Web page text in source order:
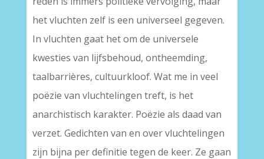
het vluchten zelf is een universeel gegeven.
In vluchten gaat het om de universele
kwesties van lijfsbehoud, ontheemding,
taalbarrières, cultuurkloof. Wat me in veel
poëzie van vluchtelingen treft, is het
anarchistisch karakter. Poëzie als daad van
verzet. Gedichten van en over vluchtelingen
zijn bijna per definitie tegen de keer. Ze gaan